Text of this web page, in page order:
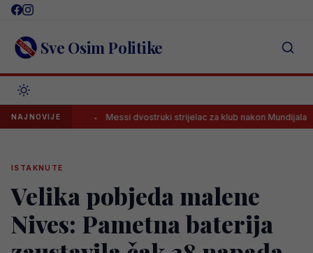
Skip
content Sve Osim Politike
NAJNOVIJE
damu Messi dvostruki strijelac za klub nakon Mundijala
ISTAKNUTE
Velika pobjeda malene
Nives: Pametna baterija